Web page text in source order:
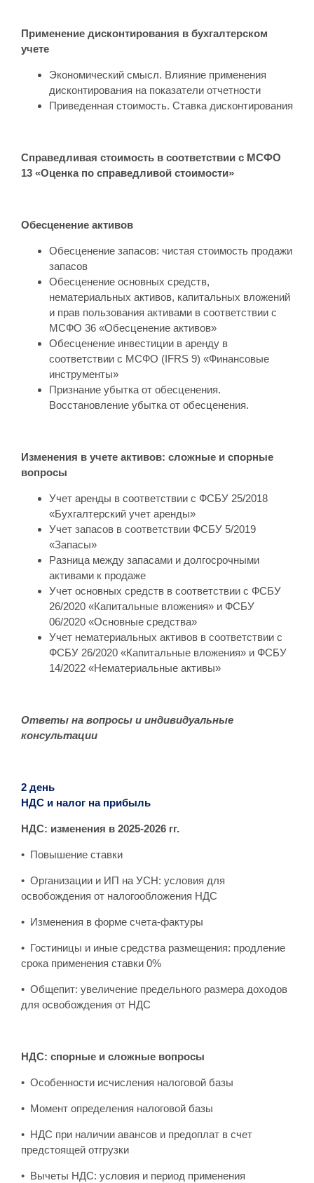
Применение дисконтирования в бухгалтерском
учете
Экономический смысл. Влияние применения
дисконтирования на показатели отчетности
Приведенная стоимость. Ставка дисконтирования
Справедливая стоимость в соответствии с МСФО
13 «Оценка по справедливой стоимости»
Обесценение активов
Обесценение запасов: чистая стоимость продажи
запасов
Обесценение основных средств,
нематериальных активов, капитальных вложений
и прав пользования активами в соответствии с
МСФО 36 «Обесценение активов»
Обесценение инвестиции в аренду в
соответствии с МСФО (IFRS 9) «Финансовые
инструменты»
Признание убытка от обесценения.
Восстановление убытка от обесценения.
Изменения в учете активов: сложные и спорные
вопросы
Учет аренды в соответствии с ФСБУ 25/2018
«Бухгалтерский учет аренды»
Учет запасов в соответствии ФСБУ 5/2019
«Запасы»
Разница между запасами и долгосрочными
активами к продаже
Учет основных средств в соответствии с ФСБУ
26/2020 «Капитальные вложения» и ФСБУ
06/2020 «Основные средства»
Учет нематериальных активов в соответствии с
ФСБУ 26/2020 «Капитальные вложения» и ФСБУ
14/2022 «Нематериальные активы»
Ответы на вопросы и индивидуальные
консультации
2 день
НДС и налог на прибыль
НДС: изменения в 2025-2026 гг.
• Повышение ставки
• Организации и ИП на УСН: условия для
освобождения от налогообложения НДС
• Изменения в форме счета-фактуры
• Гостиницы и иные средства размещения: продление
срока применения ставки 0%
• Общепит: увеличение предельного размера доходов
для освобождения от НДС
НДС: спорные и сложные вопросы
• Особенности исчисления налоговой базы
• Момент определения налоговой базы
• НДС при наличии авансов и предоплат в счет
предстоящей отгрузки
• Вычеты НДС: условия и период применения